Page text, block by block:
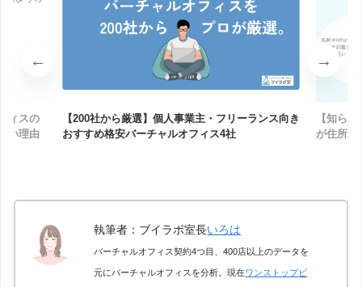
ィスの
い理由
【200社から厳選】個人事業主・フリーランス向き
おすすめ格安バーチャルオフィス4社
【知ら
が住所バ
執筆者：ブイラボ室長いろは
バーチャルオフィス契約4つ目、400店以上のデータを
元にバーチャルオフィスを分析。現在ワンストップビ